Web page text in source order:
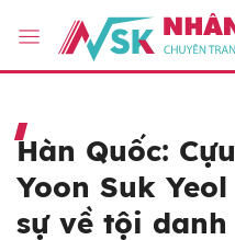
Hàn Quốc:
Yoon Suk
sự về tội